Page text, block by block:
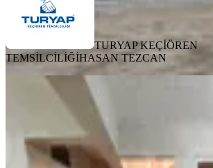
TURYAP KEÇİÖREN
TEMSİLCİLİĞİHASAN TEZCAN
Ankara 30 Dakika
Kulanımına Uygun
Elmadağ, Hasanoğlan
4 Oda
·175 m²·24.11.2025